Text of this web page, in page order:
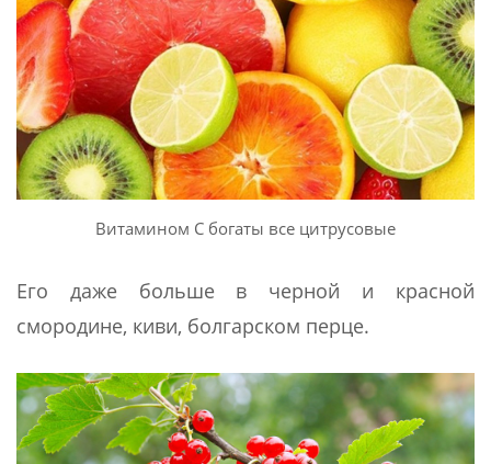
Витамином С богаты все цитрусовые
Его даже больше в черной и красной
смородине, киви, болгарском перце.